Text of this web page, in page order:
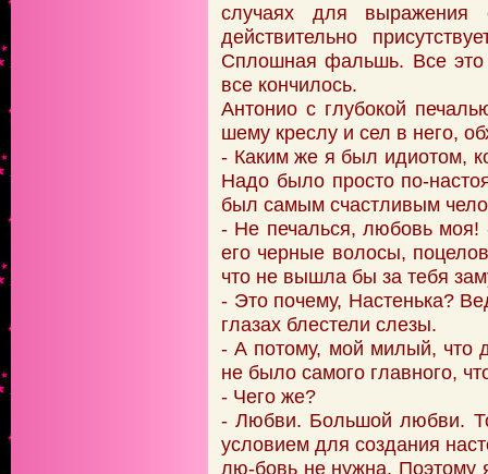
случаях для выражения
действительно
Сплошная фальшь. Все это
все кончилось.
Антонио с глубокой
шему креслу и сел в него,
- Каким же я был идиотом,
Надо было просто по-
был самым счастливым
- Не печалься, любовь
его черные волосы,
что не вышла бы за тебя
- Это почему, Настенька?
глазах блестели слезы.
- А потому, мой милый, что
не было самого главного,
- Чего же?
- Любви. Большой любви.
условием для создания
лю-бовь не нужна. Поэтому